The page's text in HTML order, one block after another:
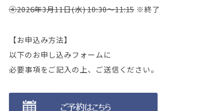
④2026年3月11日(水) 10:30～11:15※終了
【お申込み方法】
以下のお申し込みフォームに
必要事項をご記入の上、ご送信ください。